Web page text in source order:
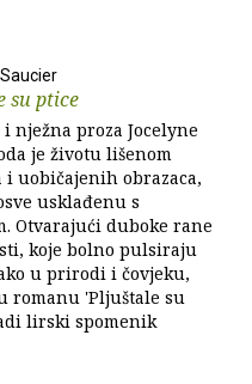
su ptice
nježna proza Jocelyne
je životu lišenom
uobičajenih obrazaca,
usklađenu s
Otvarajući duboke rane
koje bolno pulsiraju
u prirodi i čovjeku,
romanu 'Pljuštale su
lirski spomenik